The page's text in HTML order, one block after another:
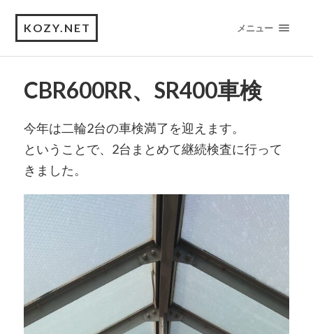
KOZY.NET メニュー
CBR600RR、SR400車検
今年は二輪2台の車検満了を迎えます。
ということで、2台まとめて継続検査に行って
きました。